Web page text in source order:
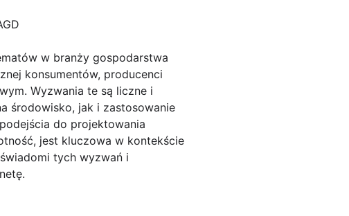
w branży gospodarstwa
konsumentów, producenci
Wyzwania te są liczne i
środowisko, jak i zastosowanie
do projektowania
jest kluczowa w kontekście
tych wyzwań i